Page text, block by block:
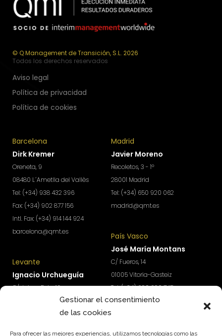
Gestionar el consentimiento
de las cookies
Para ofrecer las mejores experiencias, utilizamos tecnologías como las
© Q Management de Transición, S.L. 2026
Todos los derechos reservados
Aviso legal
Política de privacidad
Política de cookies
Barcelona
Dirk Kremer
Oreneta, 9
08480 L´Ametlla del Vallès
Tel: (+34) 938 432 396
Fax: (+34) 902 877 156
Intl. Fax: (+34) 914 144 924
barcelona@qmt.es
Levante
Ignacio Urchueguía
C/ Jaime Roig, 19
Tel: (+34) 674 570 918
Madrid
Javier Moreno
Recoletos, 3 - 1º
28001 Madrid
Tel: (+34) 650 920 062
madrid@qmt.es
País Vasco
José María Montans
C/ Fueros, 14
01005 Vitoria-Gasteiz
Tel: (+34) 690 690 745
paisvasco@qmt.es